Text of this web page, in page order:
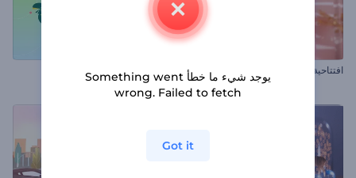
افتتاحية بطاقة عيد الحب مقطع يوم الأرض
يوجد شيء ما خطأ Something went
wrong. Failed to fetch
Got it